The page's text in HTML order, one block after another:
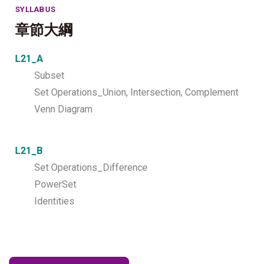
SYLLABUS
章節大綱
L21_A
Subset
Set Operations_Union, Intersection, Complement
Venn Diagram
L21_B
Set Operations_Difference
PowerSet
Identities